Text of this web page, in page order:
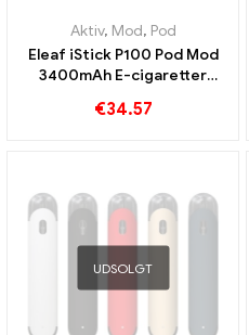
Aktiv, Mod, Pod
Eleaf iStick P100 Pod Mod
3400mAh E-cigaretter
€34.57
UDSOLGT